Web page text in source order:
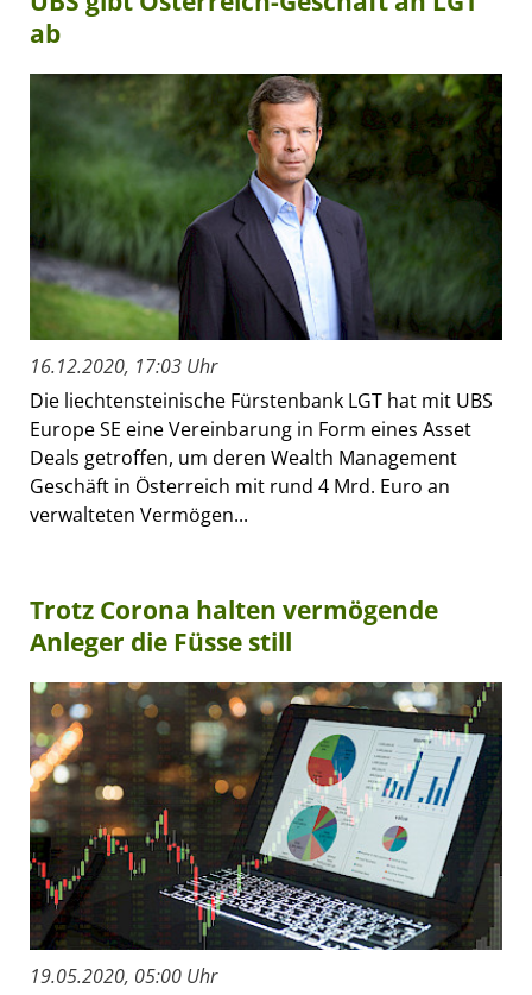
ab
16.12.2020, 17:03 Uhr
Die liechtensteinische Fürstenbank LGT hat mit UBS
Europe SE eine Vereinbarung in Form eines Asset
Deals getroffen, um deren Wealth Management
Geschäft in Österreich mit rund 4 Mrd. Euro an
verwalteten Vermögen...
Trotz Corona halten vermögende
Anleger die Füsse still
19.05.2020, 05:00 Uhr